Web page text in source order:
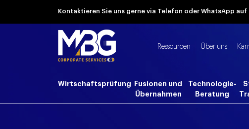
Kontaktieren Sie uns gerne via Telefon oder WhatsApp
Ressourcen Über uns
Wirtschaftsprüfung
Fusionen und
Übernahmen
Technologie-
Beratung